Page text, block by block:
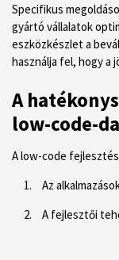
Specifikus
gyártó vállalatok
eszközkészlet a
használja fel, hogy a
A
low-code-
A low-code
Az
A fejlesztői